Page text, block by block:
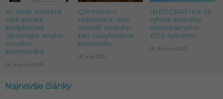
AI iKelp Asistent
vám poradí
kedykoľvek.
Spoznajte svojho
nového
pomocníka
06. augusta 2026
QR menu v
reštaurácii: Ako
zrýchliť obsluhu
bez navyšovania
personálu
08. júla 2026
INFOGRAFIKA: 12
výhod dobrého
reštauračného
POS systému
08. februára 2022
Najnovšie články